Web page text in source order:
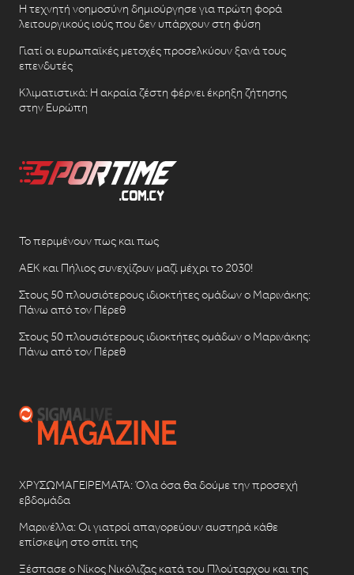
Η τεχνητή νοημοσύνη δημιούργησε για πρώτη φορά
λειτουργικούς ιούς που δεν υπάρχουν στη φύση
Γιατί οι ευρωπαϊκές μετοχές προσελκύουν ξανά τους
επενδυτές
Κλιματιστικά: Η ακραία ζέστη φέρνει έκρηξη ζήτησης
στην Ευρώπη
Το περιμένουν πως και πως
ΑΕΚ και Πήλιος συνεχίζουν μαζί μέχρι το 2030!
Στους 50 πλουσιότερους ιδιοκτήτες ομάδων ο Μαρινάκης:
Πάνω από τον Πέρεθ
Στους 50 πλουσιότερους ιδιοκτήτες ομάδων ο Μαρινάκης:
Πάνω από τον Πέρεθ
ΧΡΥΣΩΜΑΓΕΙΡΕΜΑΤΑ: Όλα όσα θα δούμε την προσεχή
εβδομάδα
Μαρινέλλα: Οι γιατροί απαγορεύουν αυστηρά κάθε
επίσκεψη στο σπίτι της
Ξέσπασε ο Νίκος Νικόλιζας κατά του Πλούταρχου και της